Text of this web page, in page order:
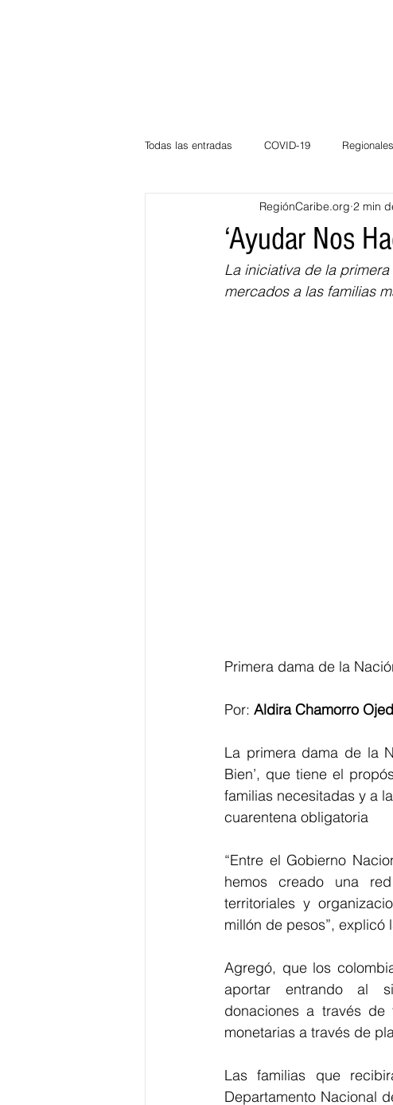
Todas las entradas COVID-19 Regionales
Atlántico La Guajira
Bloggeros Hermanos
‘Ayudar Nos
RegiónCaribe.org 2 min
La iniciativa de la
mercados a las familias
Primera dama de la
Por: Aldira Chamorro
La primera dama de la
Bien’, que tiene el
familias necesitadas y a
cuarentena obligatoria
“Entre el Gobierno
hemos creado una
territoriales y
millón de pesos”, explicó
Agregó, que los
aportar entrando al
donaciones a través de
monetarias a través de
Las familias que
Departamento Nacional